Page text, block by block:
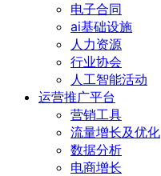
电子合同
ai基础设施
人力资源
行业协会
人工智能活动
运营推广平台
营销工具
流量增长及优化
数据分析
电商增长